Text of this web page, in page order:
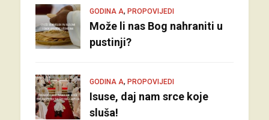
GODINA A, PROPOVIJEDI
Može li nas Bog nahraniti u
pustinji?
GODINA A, PROPOVIJEDI
Isuse, daj nam srce koje
sluša!